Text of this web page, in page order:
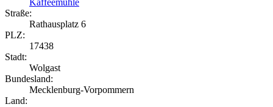
Kaffeemühle
Straße:
Rathausplatz 6
PLZ:
17438
Stadt:
Wolgast
Bundesland:
Mecklenburg-Vorpommern
Land: